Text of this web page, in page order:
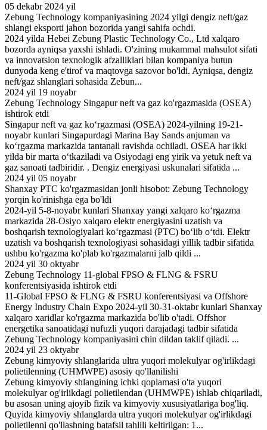
05 dekabr 2024 yil
Zebung Technology kompaniyasining 2024 yilgi dengiz neft/gaz
shlangi eksporti jahon bozorida yangi sahifa ochdi.
2024 yilda Hebei Zebung Plastic Technology Co., Ltd xalqaro
bozorda ayniqsa yaxshi ishladi. O'zining mukammal mahsulot sifati
va innovatsion texnologik afzalliklari bilan kompaniya butun
dunyoda keng e'tirof va maqtovga sazovor bo'ldi. Ayniqsa, dengiz
neft/gaz shlanglari sohasida Zebun...
2024 yil 19 noyabr
Zebung Technology Singapur neft va gaz ko'rgazmasida (OSEA)
ishtirok etdi
Singapur neft va gaz ko‘rgazmasi (OSEA) 2024-yilning 19-21-
noyabr kunlari Singapurdagi Marina Bay Sands anjuman va
ko‘rgazma markazida tantanali ravishda ochiladi. OSEA har ikki
yilda bir marta o‘tkaziladi va Osiyodagi eng yirik va yetuk neft va
gaz sanoati tadbiridir. . Dengiz energiyasi uskunalari sifatida ...
2024 yil 05 noyabr
Shanxay PTC ko'rgazmasidan jonli hisobot: Zebung Technology
yorqin ko'rinishga ega bo'ldi
2024-yil 5-8-noyabr kunlari Shanxay yangi xalqaro ko‘rgazma
markazida 28-Osiyo xalqaro elektr energiyasini uzatish va
boshqarish texnologiyalari ko‘rgazmasi (PTC) bo‘lib o‘tdi. Elektr
uzatish va boshqarish texnologiyasi sohasidagi yillik tadbir sifatida
ushbu ko'rgazma ko'plab ko'rgazmalarni jalb qildi ...
2024 yil 30 oktyabr
Zebung Technology 11-global FPSO & FLNG & FSRU
konferentsiyasida ishtirok etdi
11-Global FPSO & FLNG & FSRU konferentsiyasi va Offshore
Energy Industry Chain Expo 2024-yil 30-31-oktabr kunlari Shanxay
xalqaro xaridlar ko'rgazma markazida bo'lib o'tadi. Offshor
energetika sanoatidagi nufuzli yuqori darajadagi tadbir sifatida
Zebung Technology kompaniyasini chin dildan taklif qiladi. ...
2024 yil 23 oktyabr
Zebung kimyoviy shlanglarida ultra yuqori molekulyar og'irlikdagi
polietilenning (UHMWPE) asosiy qo'llanilishi
Zebung kimyoviy shlangining ichki qoplamasi o'ta yuqori
molekulyar og'irlikdagi polietilendan (UHMWPE) ishlab chiqariladi,
bu asosan uning ajoyib fizik va kimyoviy xususiyatlariga bog'liq.
Quyida kimyoviy shlanglarda ultra yuqori molekulyar og'irlikdagi
polietilenni qo'llashning batafsil tahlili keltirilgan: 1...